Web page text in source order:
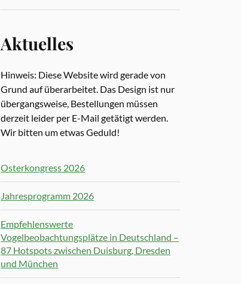
Aktuelles
Hinweis: Diese Website wird gerade von
Grund auf überarbeitet. Das Design ist nur
übergangsweise, Bestellungen müssen
derzeit leider per E-Mail getätigt werden.
Wir bitten um etwas Geduld!
Osterkongress 2026
Jahresprogramm 2026
Empfehlenswerte
Vogelbeobachtungsplätze in Deutschland –
87 Hotspots zwischen Duisburg, Dresden
und München